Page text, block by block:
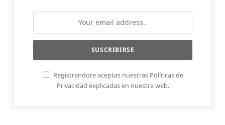
Registrandote aceptas nuestras Políticas de
Privacidad explicadas en nuestra web.